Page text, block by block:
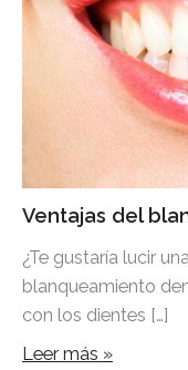
Ventajas del
¿Te gustaría lucir
blanqueamiento
con los dientes […]
Leer más »